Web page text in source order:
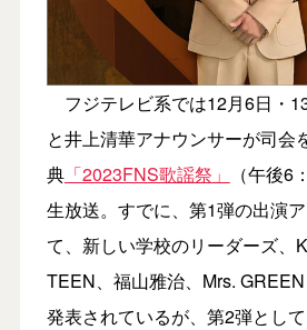
フジテレビ系では12月6日・
と井上清華アナウンサーが司会
典「2023FNS歌謡祭」
（午後
生放送。すでに、第1弾の出演
て、新しい学校のリーダーズ、
TEEN、福山雅治、Mrs.
発表されているが、第2弾とし